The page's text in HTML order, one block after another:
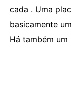
cada . Uma
basicamente
Há também